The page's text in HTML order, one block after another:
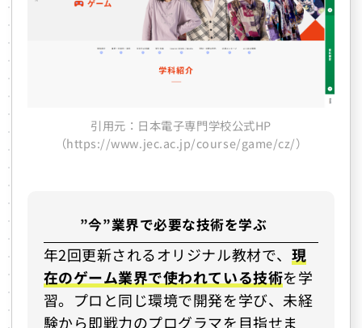
引用元：日本電子専門学校公式HP
（https://www.jec.ac.jp/course/game/cz/）
”今”業界で必要な技術を学ぶ
年2回更新されるオリジナル教材で、 現
在のゲーム業界で使われている技術を学
習。プロと同じ環境で開発を学び、未経
験から即戦力のプログラマを目指せま